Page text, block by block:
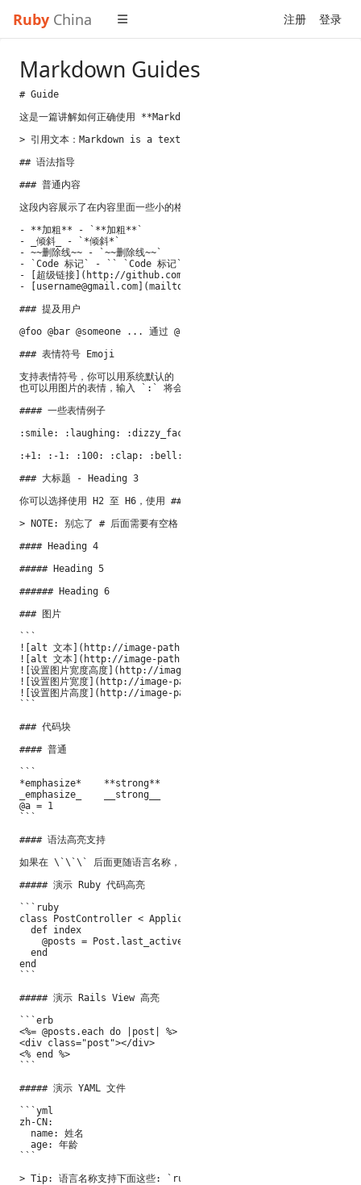
Ruby China 注册 登录
Markdown Guides
# Guide
这是一篇讲解如何正确使用 **Markdown** 的排版示例，学会这个很有必要，
> 引用文本：Markdown is a text formatting syntax inspired
## 语法指导
### 普通内容
这段内容展示了在内容里面一些小的格式，比如：
- **加粗** - `**加粗**`
- _倾斜_ - `*倾斜*`
- ~~删除线~~ - `~~删除线~~`
- `Code 标记` - `` `Code 标记` ``
- [超级链接](http://github.com) - `[超级链接](http://
- [ username@gmail.com ](mailto:
### 提及用户
@foo @bar @someone ... 通过 @ 可以在发帖和回帖里面提及用户，信息
### 表情符号 Emoji
支持表情符号，你可以用系统默认的 Emoji 符号（无法支持 Windows 用户
也可以用图片的表情，输入 `:` 将会出现智能提示。
#### 一些表情例子
:smile: :laughing: :dizzy_face: :sob: :cold_sweat:
:+1: :-1: :100: :clap: :bell: :gift: :question: :bomb:
### 大标题 - Heading 3
你可以选择使用 H2 至 H6，使用 ##(N) 打头，H1 不能使用，会自动转换成
> NOTE: 别忘了 # 后面需要有空格！
#### Heading 4
##### Heading 5
###### Heading 6
### 图片
```
![alt 文本](http://image-path.png)
![alt 文本](http://image-path.png "图片 Title 值")
![设置图片宽度高度](http://image-path.png =300x200)
![设置图片宽度](http://image-path.png =300x)
![设置图片高度](http://image-path.png =x200)
```
### 代码块
#### 普通
```
*emphasize*    **strong**
_emphasize_    __strong__
@a = 1
```
#### 语法高亮支持
如果在 \`\`\` 后面更随语言名称，可以有语法高亮的效果哦，比如:
##### 演示 Ruby 代码高亮
```ruby
class PostController < ApplicationController
  def index
    @posts = Post.last_actived.limit(10)
  end
end
```
##### 演示 Rails View 高亮
```erb
<%= @posts.each do |post| %>
<div class="post"></div>
<% end %>
```
##### 演示 YAML 文件
```yml
zh-CN:
  name: 姓名
  age: 年龄
```
> Tip: 语言名称支持下面这些: `ruby`, `python`, `js`,